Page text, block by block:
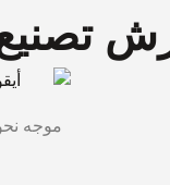
تصنيع
موجه